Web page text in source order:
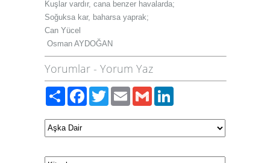
Kuşlar vardır, cana benzer havalarda;
Soğuksa kar, baharsa yaprak;
Can Yücel
Osman AYDOĞAN
Yorumlar - Yorum Yaz
PaylaşFacebook
TwitterEmailGmail